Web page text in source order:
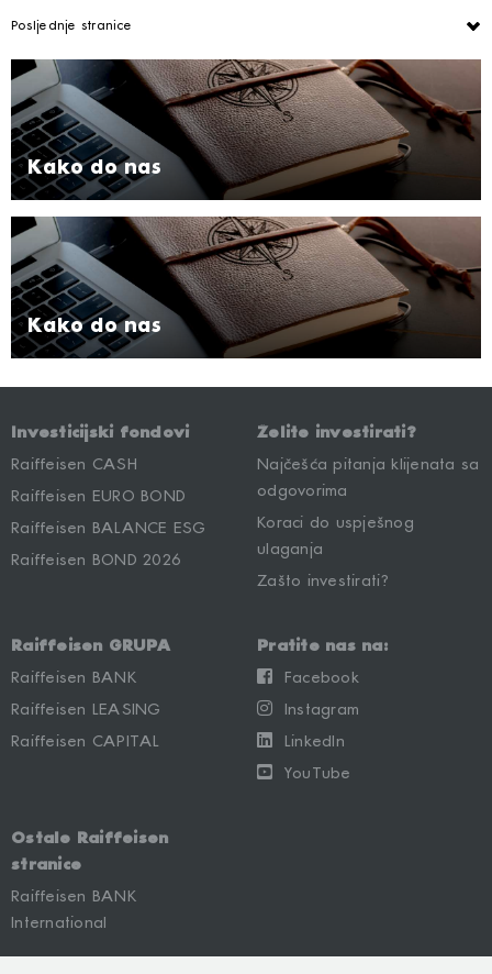
Posljednje stranice
Kako do nas
Kako do nas
Investicijski fondovi
Raiffeisen CASH
Raiffeisen EURO BOND
Raiffeisen BALANCE ESG
Raiffeisen BOND 2026
Želite investirati?
Najčešća pitanja klijenata sa
odgovorima
Koraci do uspješnog
ulaganja
Zašto investirati?
Raiffeisen GRUPA
Raiffeisen BANK
Raiffeisen LEASING
Raiffeisen CAPITAL
Pratite nas na:
Facebook
Instagram
LinkedIn
YouTube
Ostale Raiffeisen
stranice
Raiffeisen BANK
International